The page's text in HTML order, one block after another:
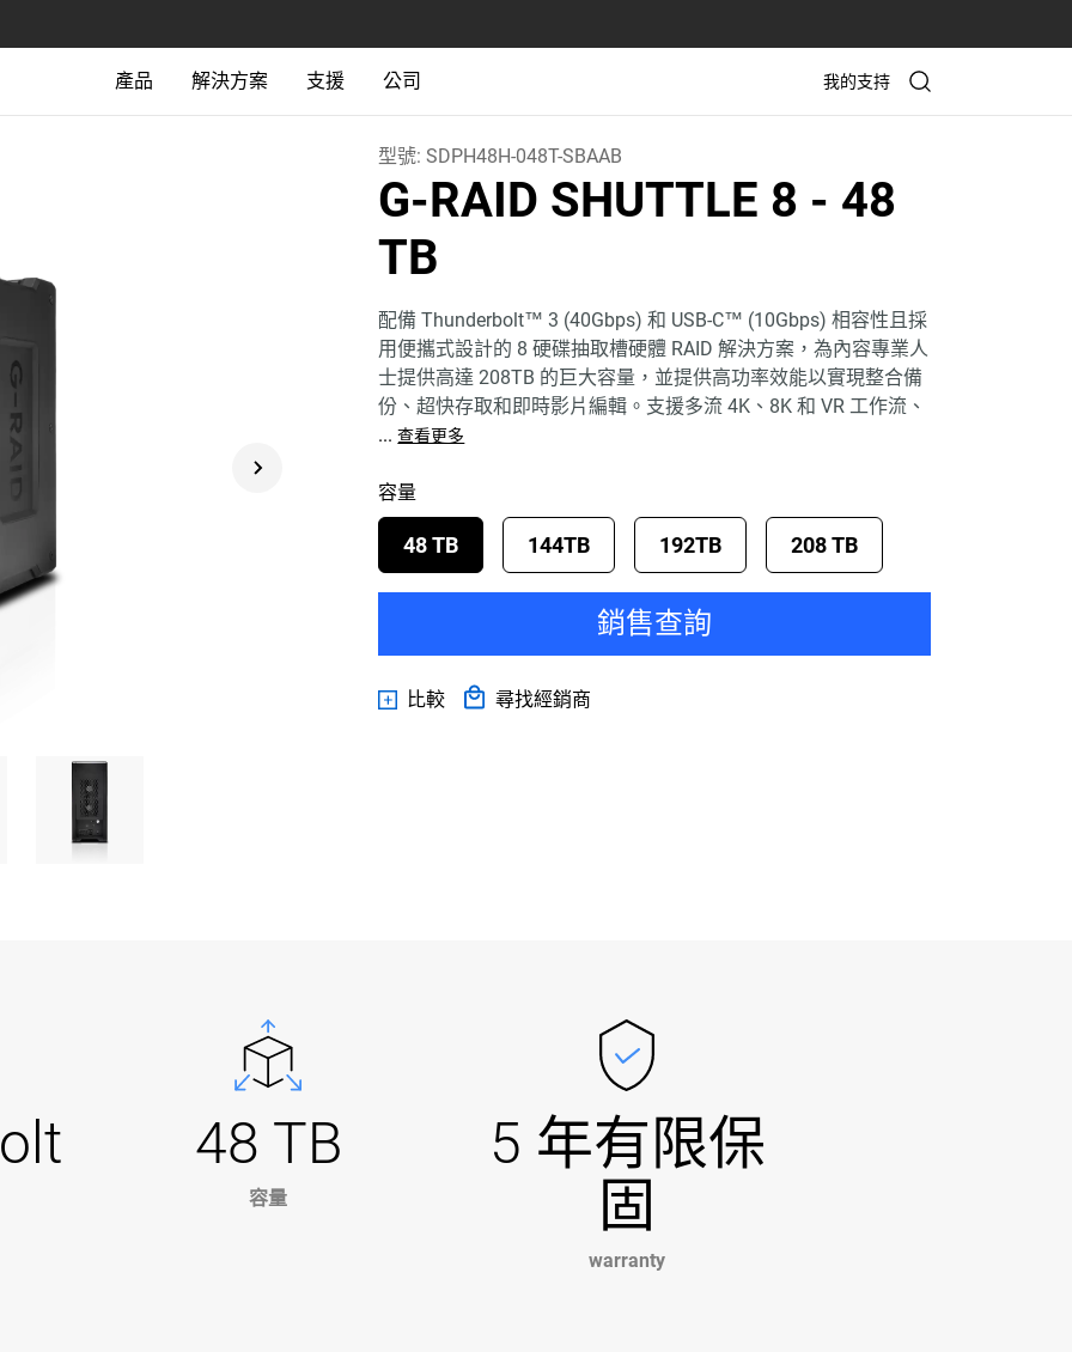
產品 解決方案 支援 公司 我的支持
型號:SDPH48H-048T-SBAAB
G-RAID SHUTTLE 8 - 48
TB
配備 Thunderbolt™ 3 (40Gbps) 和 USB-C™ (10Gbps) 相容性且採
用便攜式設計的 8 硬碟抽取槽硬體 RAID 解決方案，為內容專業人
士提供高達 208TB 的巨大容量，並提供高功率效能以實現整合備
份、超快存取和即時影片編輯。支援多流 4K、8K 和 VR 工作流、
... 查看更多
容量
48 TB 144TB 192TB 208 TB
銷售查詢
比較 尋找經銷商
48 TB
容量
5 年有限保
固
warranty